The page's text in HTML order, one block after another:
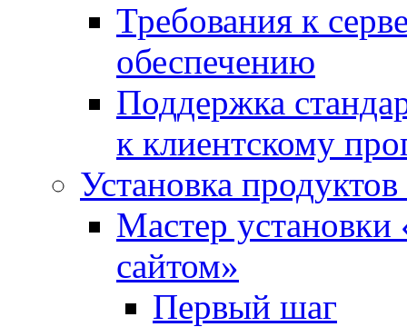
Требования к
обеспечению
Поддержка
к клиентскому
Установка
Мастер
сайтом»
Первый шаг